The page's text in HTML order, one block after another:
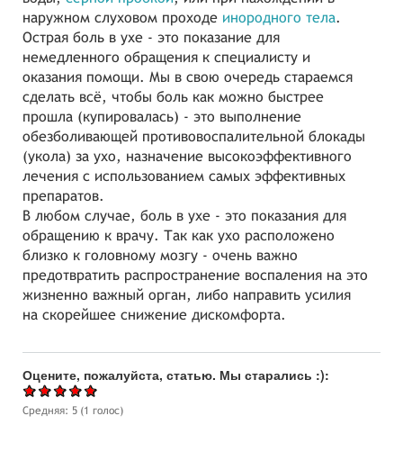
наружном слуховом проходе инородного тела.
Острая боль в ухе - это показание для
немедленного обращения к специалисту и
оказания помощи. Мы в свою очередь стараемся
сделать всё, чтобы боль как можно быстрее
прошла (купировалась) - это выполнение
обезболивающей противовоспалительной блокады
(укола) за ухо, назначение высокоэффективного
лечения с использованием самых эффективных
препаратов.
В любом случае, боль в ухе - это показания для
обращению к врачу. Так как ухо расположено
близко к головному мозгу - очень важно
предотвратить распространение воспаления на это
жизненно важный орган, либо направить усилия
на скорейшее снижение дискомфорта.
Оцените, пожалуйста, статью. Мы старались :):
Средняя: 5 (1 голос)